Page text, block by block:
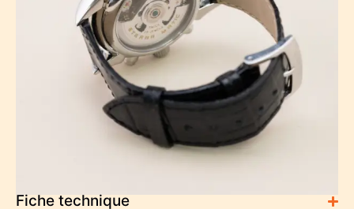
Fiche technique